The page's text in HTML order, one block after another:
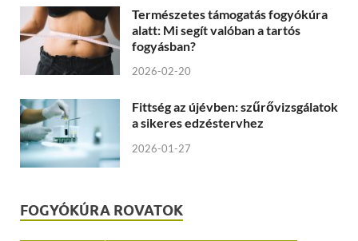
Természetes támogatás fogyókúra
alatt: Mi segít valóban a tartós
fogyásban?
2026-02-20
Fittség az újévben: szűrővizsgálatok
a sikeres edzéstervhez
2026-01-27
FOGYÓKÚRA ROVATOK